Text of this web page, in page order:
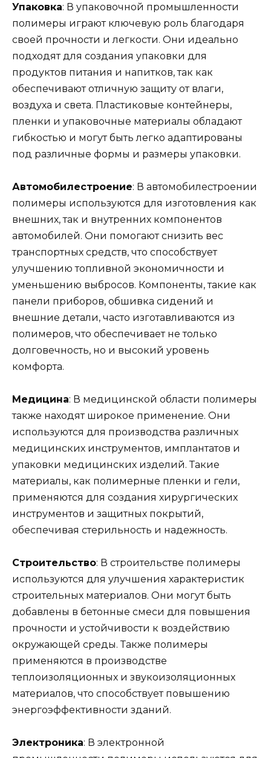
Упаковка: В упаковочной промышленности
полимеры играют ключевую роль благодаря
своей прочности и легкости. Они идеально
подходят для создания упаковки для
продуктов питания и напитков, так как
обеспечивают отличную защиту от влаги,
воздуха и света. Пластиковые контейнеры,
пленки и упаковочные материалы обладают
гибкостью и могут быть легко адаптированы
под различные формы и размеры упаковки.
Автомобилестроение: В автомобилестроении
полимеры используются для изготовления как
внешних, так и внутренних компонентов
автомобилей. Они помогают снизить вес
транспортных средств, что способствует
улучшению топливной экономичности и
уменьшению выбросов. Компоненты, такие как
панели приборов, обшивка сидений и
внешние детали, часто изготавливаются из
полимеров, что обеспечивает не только
долговечность, но и высокий уровень
комфорта.
Медицина: В медицинской области полимеры
также находят широкое применение. Они
используются для производства различных
медицинских инструментов, имплантатов и
упаковки медицинских изделий. Такие
материалы, как полимерные пленки и гели,
применяются для создания хирургических
инструментов и защитных покрытий,
обеспечивая стерильность и надежность.
Строительство: В строительстве полимеры
используются для улучшения характеристик
строительных материалов. Они могут быть
добавлены в бетонные смеси для повышения
прочности и устойчивости к воздействию
окружающей среды. Также полимеры
применяются в производстве
теплоизоляционных и звукоизоляционных
материалов, что способствует повышению
энергоэффективности зданий.
Электроника: В электронной